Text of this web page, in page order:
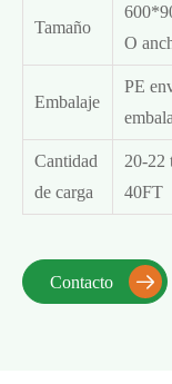
Tamaño
O
Embalaje
PE
Cantidad
de carga
20-22
40FT
Contacto 